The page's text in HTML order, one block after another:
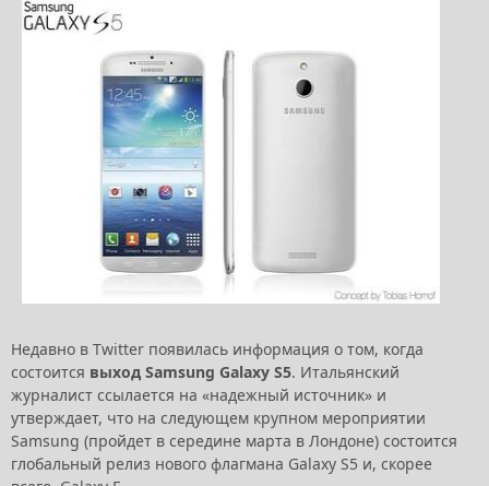
Недавно в Twitter появилась информация о том, когда
состоится выход Samsung Galaxy S5. Итальянский
журналист ссылается на «надежный источник» и
утверждает, что на следующем крупном мероприятии
Samsung (пройдет в середине марта в Лондоне) состоится
глобальный релиз нового флагмана Galaxy S5 и, скорее